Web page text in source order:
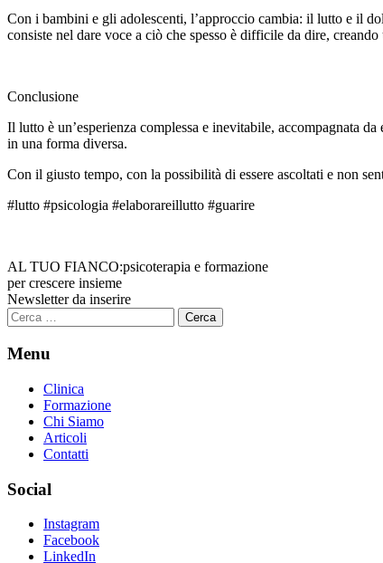
Con i bambini e gli adolescenti, l’approccio cambia: il lutto e il
consiste nel dare voce a ciò che spesso è difficile da dire,
Conclusione
Il lutto è un’esperienza complessa e inevitabile, accompagnata
in una forma diversa.
Con il giusto tempo, con la possibilità di essere ascoltati e non
#lutto #psicologia #elaborareillutto #guarire
AL TUO FIANCO:psicoterapia e formazione
per crescere insieme
Newsletter da inserire
Ricerca
per:
Menu
Clinica
Formazione
Chi Siamo
Articoli
Contatti
Social
Instagram
Facebook
LinkedIn